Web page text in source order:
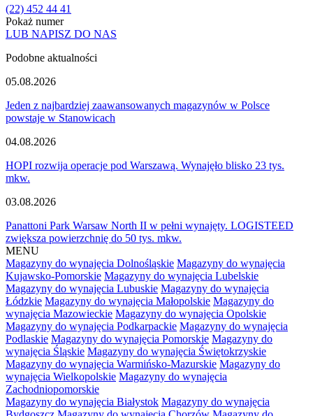
(22) 452 44 41
Pokaż numer
LUB NAPISZ DO NAS
Podobne aktualności
05.08.2026
Jeden z najbardziej zaawansowanych magazynów w Polsce
powstaje w Stanowicach
04.08.2026
HOPI rozwija operacje pod Warszawą. Wynajęło blisko 23 tys.
mkw.
03.08.2026
Panattoni Park Warsaw North II w pełni wynajęty. LOGISTEED
zwiększa powierzchnię do 50 tys. mkw.
MENU
Magazyny do wynajęcia Dolnośląskie Magazyny do wynajęcia
Kujawsko-Pomorskie Magazyny do wynajęcia Lubelskie
Magazyny do wynajęcia Lubuskie Magazyny do wynajęcia
Łódzkie Magazyny do wynajęcia Małopolskie Magazyny do
wynajęcia Mazowieckie Magazyny do wynajęcia Opolskie
Magazyny do wynajęcia Podkarpackie Magazyny do wynajęcia
Podlaskie Magazyny do wynajęcia Pomorskie Magazyny do
wynajęcia Śląskie Magazyny do wynajęcia Świętokrzyskie
Magazyny do wynajęcia Warmińsko-Mazurskie Magazyny do
wynajęcia Wielkopolskie Magazyny do wynajęcia
Zachodniopomorskie
Magazyny do wynajęcia Białystok Magazyny do wynajęcia